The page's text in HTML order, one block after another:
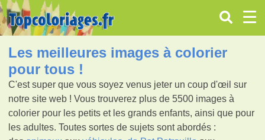
Les meilleures images à colorier
pour tous !
C'est super que vous soyez venus jeter un coup d'œil sur
notre site web ! Vous trouverez plus de 5500 images à
colorier pour les petits et les grands enfants, ainsi que pour
les adultes. Toutes sortes de sujets sont abordés :